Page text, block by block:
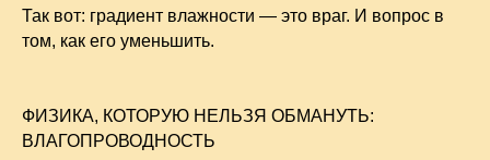
Так вот: градиент влажности — это враг. И вопрос в
том, как его уменьшить.
ФИЗИКА, КОТОРУЮ НЕЛЬЗЯ ОБМАНУТЬ:
ВЛАГОПРОВОДНОСТЬ